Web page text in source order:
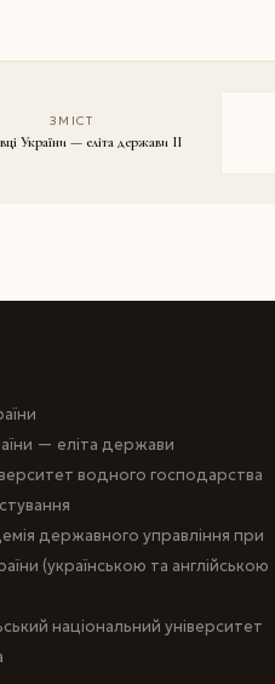
ЗМІСТ
України — еліта держави II
— еліта держави
водного господарства
державного управління при
(українською та англійською
національний університет